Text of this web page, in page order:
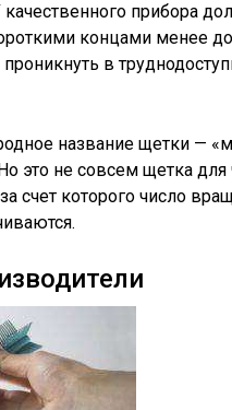
качественного прибора
концами
в
название щетки —
это не совсем щетка
счет которого число